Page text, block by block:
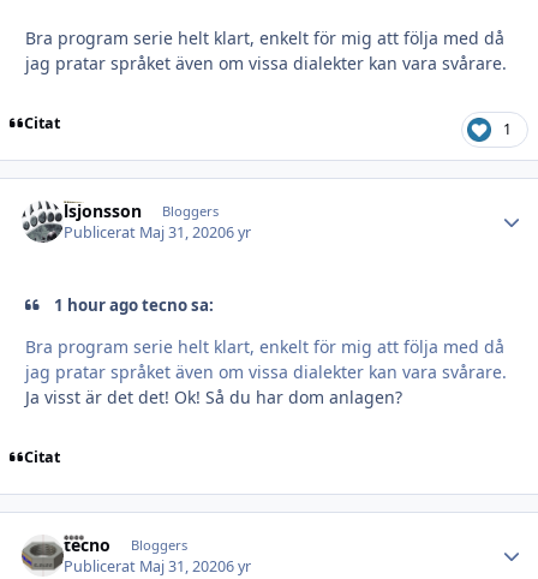
Bra program serie helt klart, enkelt för mig att följa med då
jag pratar språket även om vissa dialekter kan vara svårare.
Citat 1
lsjonsson Bloggers
Publicerat Maj 31, 20206 yr
1 hour ago tecno sa:
Bra program serie helt klart, enkelt för mig att följa med då
jag pratar språket även om vissa dialekter kan vara svårare.
Ja visst är det det! Ok! Så du har dom anlagen?
Citat
tecno Bloggers
Publicerat Maj 31, 20206 yr